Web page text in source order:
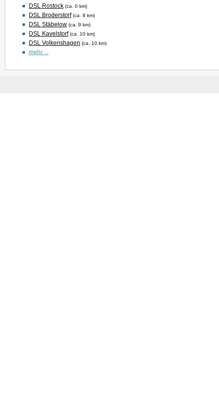
DSL Rostock (ca. 0 km)
DSL Broderstorf (ca. 8 km)
DSL Stäbelow (ca. 9 km)
DSL Kavelstorf (ca. 10 km)
DSL Volkenshagen (ca. 10 km)
mehr…